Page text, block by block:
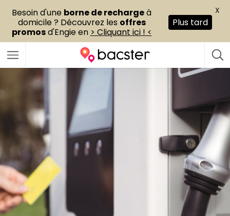
Besoin d'une borne de rechargeà
domicile ? Découvrez les offres
promosd'Engie en > Cliquant ici ! <
Plus tard
X